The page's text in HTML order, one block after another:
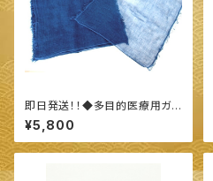
即日発送！！◆多目的医療用ガ
ーゼ（カット版）10枚セット◆
～100%オーガニックすくも使用
醗酵建て伊勢藍染～
¥5,800